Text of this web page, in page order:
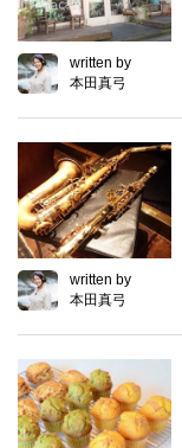
written by
本田真弓
written by
本田真弓